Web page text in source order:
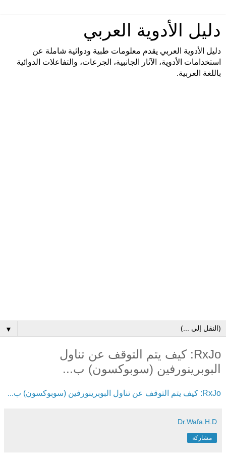
دليل الأدوية العربي
دليل الأدوية العربي يقدم معلومات طبية ودوائية شاملة عن
استخدامات الأدوية، الآثار الجانبية، الجرعات، والتفاعلات الدوائية
باللغة العربية.
▼
RxJo: كيف يتم التوقف عن تناول
البوبرينورفين (سوبوكسون) ب...
RxJo: كيف يتم التوقف عن تناول البوبرينورفين (سوبوكسون) ب...
Dr.Wafa.H.D
مشاركة